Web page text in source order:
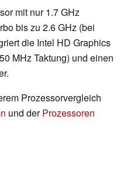
mit nur 1.7 GHz
bis zu 2.6 GHz (bei
die Intel HD Graphics
MHz Taktung) und einen
Prozessorvergleich
und derProzessoren